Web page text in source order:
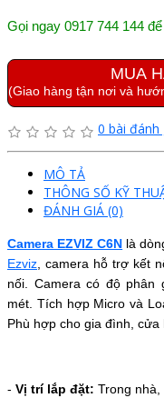
Gọi ngay 0917 744 144
MUA
(Giao hàng tận nơi và
0 bài đánh
MÔ TẢ
THÔNG SỐ KỸ
ĐÁNH GIÁ (0)
Camera EZVIZ C6N là
Ezviz , camera hỗ trợ kết
nối. Camera có độ phân
mét. Tích hợp Micro và
Phù hợp cho gia đình, cửa
- Vị trí lắp đặt: Trong